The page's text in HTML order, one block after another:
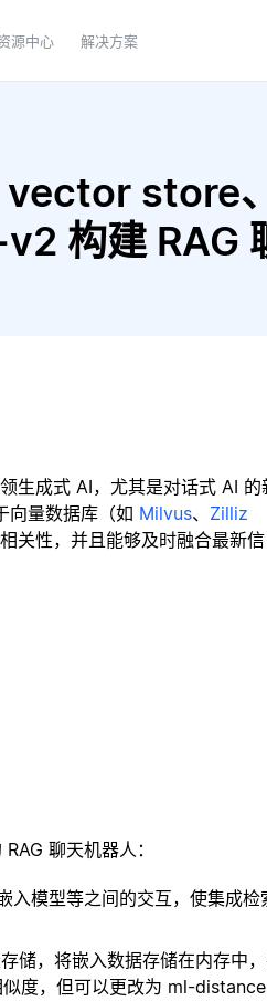
源中心 解决方案
store
构建 RAG
生成式 AI，尤其是对话式 AI 的
向量数据库（如 Milvus、 Zilliz
关性，并且能够及时融合最新信
聊天机器人：
入模型等之间的交互，使集成检
储，将嵌入数据存储在内存中
度，但可以更改为 ml-distance